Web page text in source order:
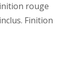
rouge
Finition